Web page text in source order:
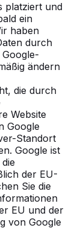
platziert und
ein
haben
durch
ändern
die durch
Website
Google
Standort
Google ist
der EU-
Sie die
EU und der
von Google